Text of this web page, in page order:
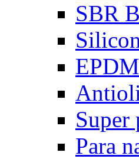
SBR
Super
Para